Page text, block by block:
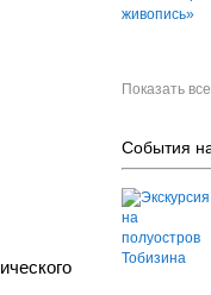
Показать все
События